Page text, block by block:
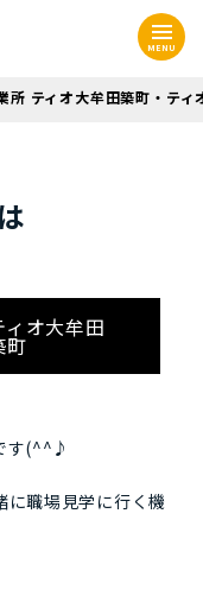
MENU
ティオ大牟田築町・ティ
ィオ大牟田
町
す(^^♪
に職場見学に行く機